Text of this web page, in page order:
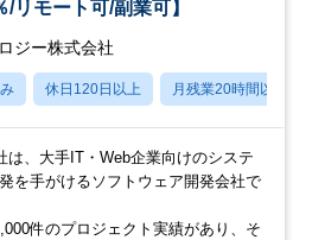
リモート可/副業可】
ジー株式会社
休日120日以上 月残業20時間以内
は、大手IT・Web企業向けのシステ
を手がけるソフトウェア開発会社で
件のプロジェクト実績があり、そ